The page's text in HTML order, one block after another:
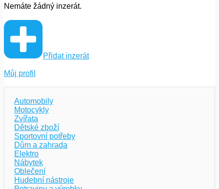
Nemáte žádný inzerát.
Přidat inzerát
Můj profil
Automobily
Motocykly
Zvířata
Dětské zboží
Sportovní potřeby
Dům a zahrada
Elektro
Nábytek
Oblečení
Hudební nástroje
Potraviny a výrobky